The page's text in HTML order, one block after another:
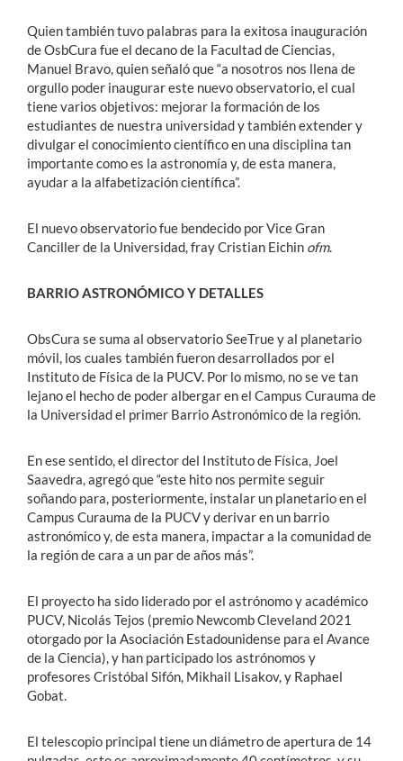
Quien también tuvo palabras para la exitosa inauguración
de OsbCura fue el decano de la Facultad de Ciencias,
Manuel Bravo, quien señaló que “a nosotros nos llena de
orgullo poder inaugurar este nuevo observatorio, el cual
tiene varios objetivos: mejorar la formación de los
estudiantes de nuestra universidad y también extender y
divulgar el conocimiento científico en una disciplina tan
importante como es la astronomía y, de esta manera,
ayudar a la alfabetización científica”.
El nuevo observatorio fue bendecido por Vice Gran
Canciller de la Universidad, fray Cristian Eichin ofm.
BARRIO ASTRONÓMICO Y DETALLES
ObsCura se suma al observatorio SeeTrue y al planetario
móvil, los cuales también fueron desarrollados por el
Instituto de Física de la PUCV. Por lo mismo, no se ve tan
lejano el hecho de poder albergar en el Campus Curauma de
la Universidad el primer Barrio Astronómico de la región.
En ese sentido, el director del Instituto de Física, Joel
Saavedra, agregó que “este hito nos permite seguir
soñando para, posteriormente, instalar un planetario en el
Campus Curauma de la PUCV y derivar en un barrio
astronómico y, de esta manera, impactar a la comunidad de
la región de cara a un par de años más”.
El proyecto ha sido liderado por el astrónomo y académico
PUCV, Nicolás Tejos (premio Newcomb Cleveland 2021
otorgado por la Asociación Estadounidense para el Avance
de la Ciencia), y han participado los astrónomos y
profesores Cristóbal Sifón, Mikhail Lisakov, y Raphael
Gobat.
El telescopio principal tiene un diámetro de apertura de 14